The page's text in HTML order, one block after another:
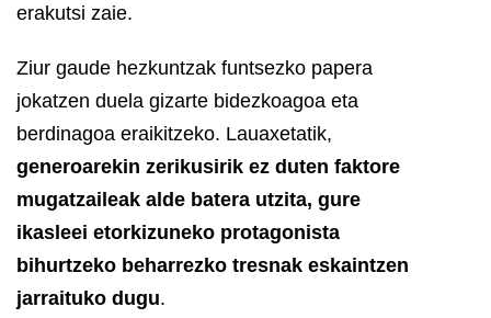
erakutsi zaie.
Ziur gaude hezkuntzak funtsezko papera
jokatzen duela gizarte bidezkoagoa eta
berdinagoa eraikitzeko. Lauaxetatik,
generoarekin zerikusirik ez duten faktore
mugatzaileak alde batera utzita, gure
ikasleei etorkizuneko protagonista
bihurtzeko beharrezko tresnak eskaintzen
jarraituko dugu.